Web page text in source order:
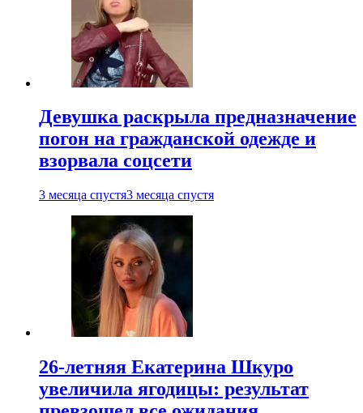
Девушка раскрыла предназначение
погон на гражданской одежде и
взорвала соцсети
3 месяца спустя3 месяца спустя
26-летняя Екатерина Шкуро
увеличила ягодицы: результат